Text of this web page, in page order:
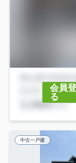
会員
る
中古一戸建